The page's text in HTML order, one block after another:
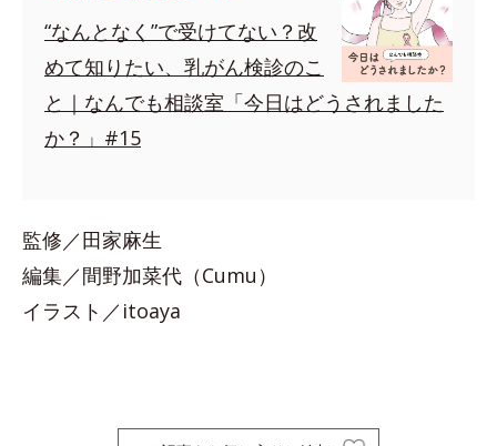
“なんとなく”で受けてない？改
めて知りたい、乳がん検診のこ
と｜なんでも相談室「今日はどうされました
か？」#15
監修／田家麻生
編集／間野加菜代（Cumu）
イラスト／itoaya